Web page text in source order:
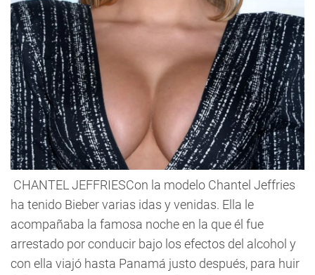
CHANTEL JEFFRIESCon la modelo Chantel Jeffries
ha tenido Bieber varias idas y venidas. Ella le
acompañaba la famosa noche en la que él fue
arrestado por conducir bajo los efectos del alcohol y
con ella viajó hasta Panamá justo después, para huir